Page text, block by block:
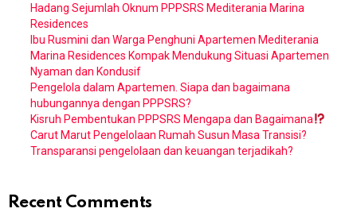
Hadang Sejumlah Oknum PPPSRS Mediterania Marina
Residences
Ibu Rusmini dan Warga Penghuni Apartemen Mediterania
Marina Residences Kompak Mendukung Situasi Apartemen
Nyaman dan Kondusif
Pengelola dalam Apartemen. Siapa dan bagaimana
hubungannya dengan PPPSRS?
Kisruh Pembentukan PPPSRS Mengapa dan Bagaimana
Carut Marut Pengelolaan Rumah Susun Masa Transisi?
Transparansi pengelolaan dan keuangan terjadikah?
Recent Comments